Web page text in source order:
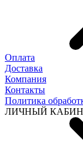
Оплата
Доставка
Компания
Контакты
Политика
ЛИЧНЫЙ